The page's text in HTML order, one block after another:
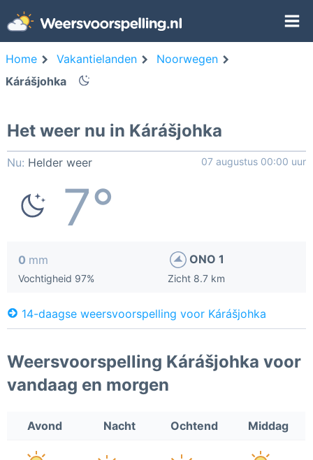
Home Vakantielanden
Noorwegen
Kárášjohka
Het weer nu in Kárášjohka
Nu: Helder weer 07 augustus 00:00 uur
7°
0 mm
Vochtigheid 97%
ONO 1
Zicht 8.7 km
14-daagse weersvoorspelling voor Kárášjohka
Weersvoorspelling Kárášjohka voor
vandaag en morgen
Avond Nacht Ochtend Middag